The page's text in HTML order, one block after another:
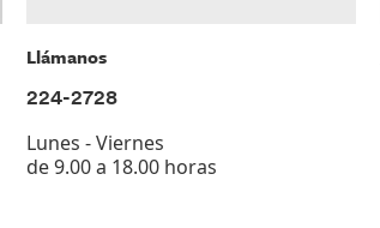
Llámanos
224-2728
Lunes - Viernes
de 9.00 a 18.00 horas